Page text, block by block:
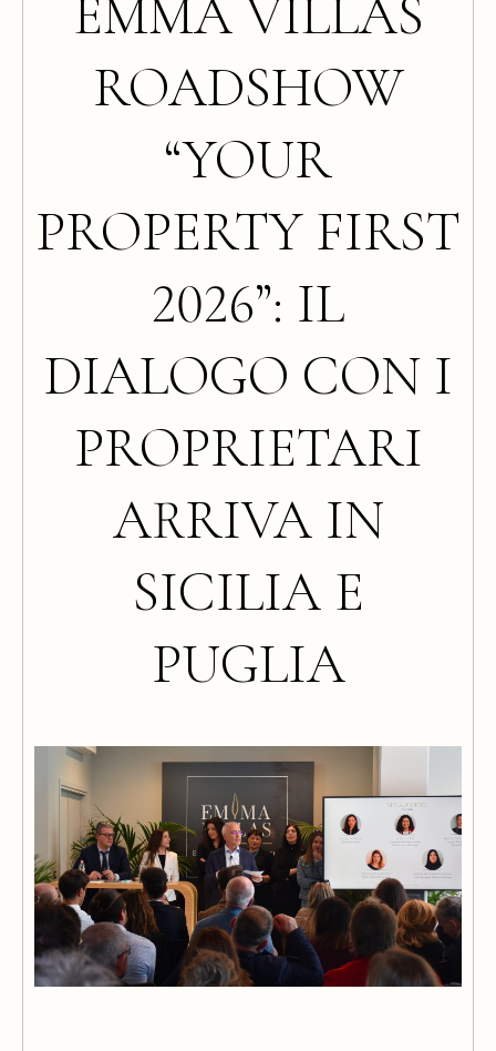
EMMA VILLAS
ROADSHOW
“YOUR
PROPERTY FIRST
2026”: IL
DIALOGO CON I
PROPRIETARI
ARRIVA IN
SICILIA E
PUGLIA